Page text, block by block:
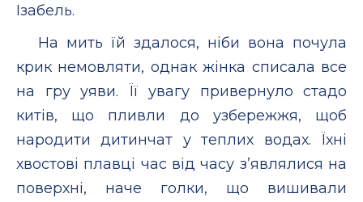
Ізабель.
На мить їй здалося, ніби вона почула
крик немовляти, однак жінка списала все
на гру уяви. Її увагу привернуло стадо
китів, що пливли до узбережжя, щоб
народити дитинчат у теплих водах. Їхні
хвостові плавці час від часу з’являлися на
поверхні, наче голки, що вишивали